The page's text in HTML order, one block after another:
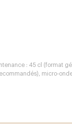
: 45 cl (format